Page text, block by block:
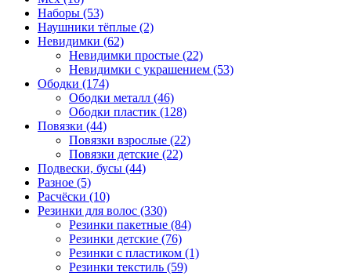
Наборы (53)
Наушники тёплые (2)
Невидимки (62)
Невидимки простые (22)
Невидимки с украшением (53)
Ободки (174)
Ободки металл (46)
Ободки пластик (128)
Повязки (44)
Повязки взрослые (22)
Повязки детские (22)
Подвески, бусы (44)
Разное (5)
Расчёски (10)
Резинки для волос (330)
Резинки пакетные (84)
Резинки детские (76)
Резинки с пластиком (1)
Резинки текстиль (59)